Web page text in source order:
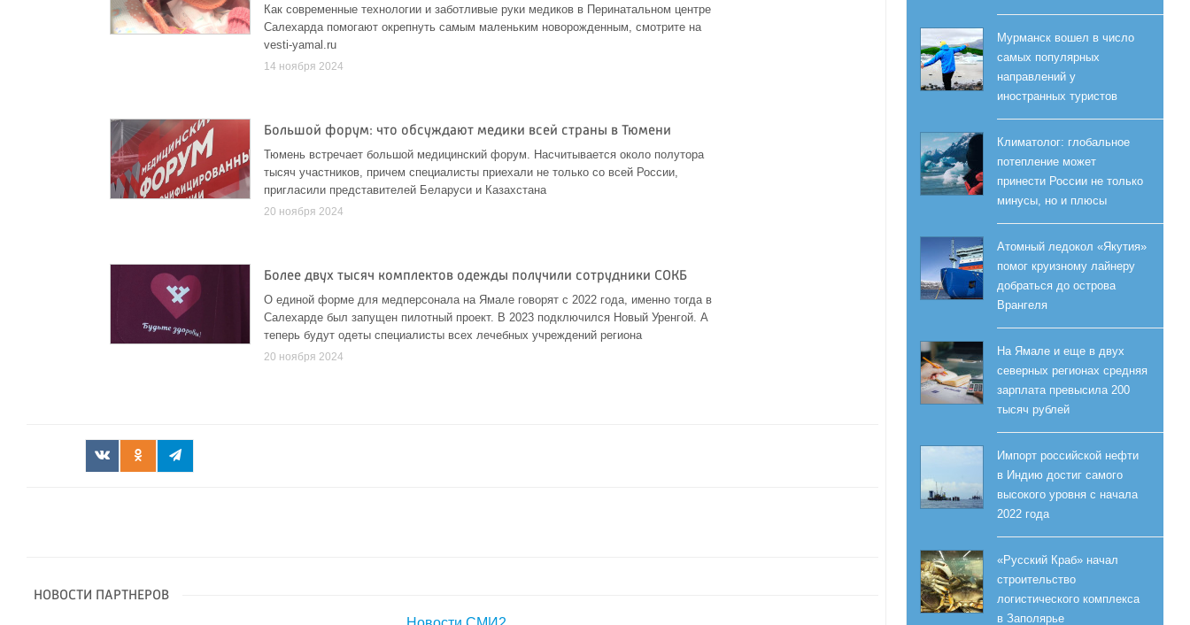
Как современные технологии и заботливые руки медиков в Перинатальном центре
Салехарда помогают окрепнуть самым маленьким новорожденным, смотрите на
vesti-yamal.ru
14 ноября 2024
Большой форум: что обсуждают медики всей страны в Тюмени
Тюмень встречает большой медицинский форум. Насчитывается около полутора
тысяч участников, причем специалисты приехали не только со всей России,
пригласили представителей Беларуси и Казахстана
20 ноября 2024
Более двух тысяч комплектов одежды получили сотрудники СОКБ
О единой форме для медперсонала на Ямале говорят с 2022 года, именно тогда в
Салехарде был запущен пилотный проект. В 2023 подключился Новый Уренгой. А
теперь будут одеты специалисты всех лечебных учреждений региона
20 ноября 2024
НОВОСТИ ПАРТНЕРОВ
Мурманск вошел в число
самых популярных
направлений у
иностранных туристов
Климатолог: глобальное
потепление может
принести России не только
минусы, но и плюсы
Атомный ледокол «Якутия»
помог круизному лайнеру
добраться до острова
Врангеля
На Ямале и еще в двух
северных регионах средняя
зарплата превысила 200
тысяч рублей
Импорт российской нефти
в Индию достиг самого
высокого уровня с начала
2022 года
«Русский Краб» начал
строительство
логистического комплекса
в Заполярье